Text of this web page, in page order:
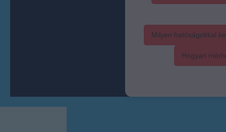
Milyen hatóságokkal
Hogyan